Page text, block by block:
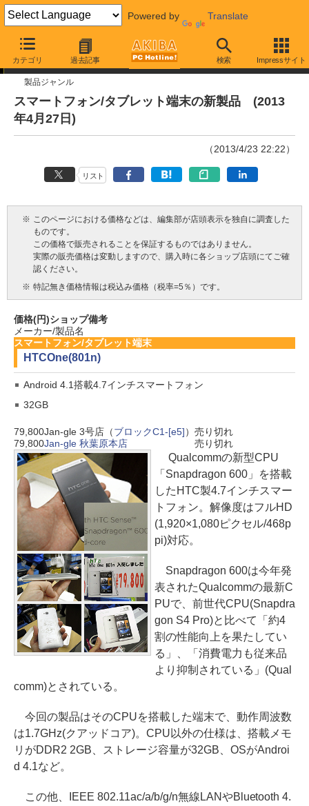
Powered by Translate
カテゴリ 過去記事 検索 Impressサイト
今週見つけた新製品
製品ジャンル
スマートフォン/タブレット端末の新製品 (2013
年4月27日)
（2013/4/23 22:22）
リスト
※ このページにおける価格などは、編集部が店頭表示を独自に調査した
ものです。
この価格で販売されることを保証するものではありません。
実際の販売価格は変動しますので、購入時に各ショップ店頭にてご確
認ください。
※ 特記無き価格情報は税込み価格（税率=5％）です。
価格(円)ショップ備考
メーカー/製品名
スマートフォン/タブレット端末
HTCOne(801n)
Android 4.1搭載4.7インチスマートフォン
32GB
79,800Jan-gle 3号店（ブロックC1-[e5]） 売り切れ
79,800Jan-gle 秋葉原本店 売り切れ
Qualcommの新型CPU
「Snapdragon 600」を搭載
したHTC製4.7インチスマー
トフォン。解像度はフルHD
(1,920×1,080ピクセル/468p
pi)対応。
Snapdragon 600は今年発
表されたQualcommの最新C
PUで、前世代CPU(Snapdra
gon S4 Pro)と比べて「約4
割の性能向上を果たしてい
る」、「消費電力も従来品
より抑制されている」(Qual
comm)とされている。
今回の製品はそのCPUを搭載した端末で、動作周波数
は1.7GHz(クアッドコア)。CPU以外の仕様は、搭載メモ
リがDDR2 2GB、ストレージ容量が32GB、OSがAndroi
d 4.1など。
この他、IEEE 802.11ac/a/b/g/n無線LANやBluetooth 4.